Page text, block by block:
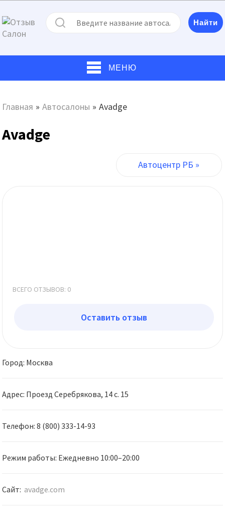
МЕНЮ
Главная » Автосалоны » Avadge
Avadge
Автоцентр РБ »
Город: Москва
Адрес: Проезд Серебрякова, 14 с. 15
Телефон: 8 (800) 333-14-93
Режим работы: Ежедневно 10:00–20:00
Сайт: avadge.com
ВСЕГО ОТЗЫВОВ: 0
Оставить отзыв